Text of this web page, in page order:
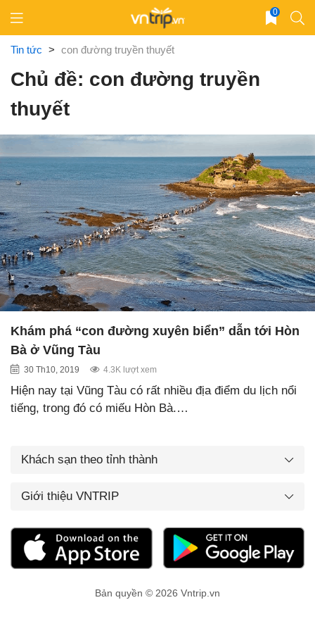
content
0
Tin tức > con đường truyền thuyết
Chủ đề: con đường truyền
thuyết
Khám phá “con đường xuyên biển” dẫn tới Hòn
Bà ở Vũng Tàu
30 Th10, 2019 4.3K lượt xem
Hiện nay tại Vũng Tàu có rất nhiều địa điểm du lịch nổi
tiếng, trong đó có miếu Hòn Bà.…
Khách sạn theo tỉnh thành
Giới thiệu VNTRIP
Bản quyền © 2026 Vntrip.vn